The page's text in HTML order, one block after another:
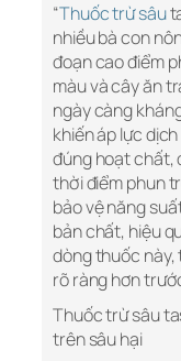
“Thuốc trừ sâu
nhiều bà con
đoạn cao điểm
màu và cây ăn
ngày càng
khiến áp lực
đúng hoạt chất,
thời điểm phun
bảo vệ năng
bản chất, hiệu
dòng thuốc này,
rõ ràng hơn
Thuốc trừ sâu
trên sâu hại